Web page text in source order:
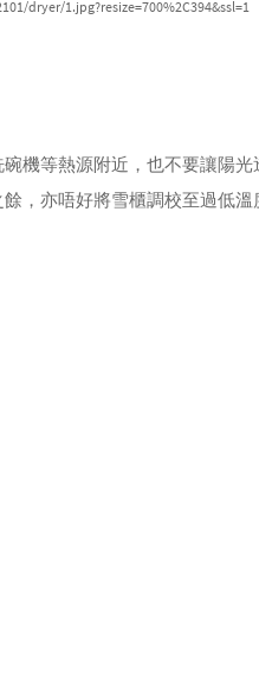
dryer/1.jpg?resize=700%2C394&ssl=1
機等熱源附近，也不要讓陽
，亦唔好將雪櫃調校至過低